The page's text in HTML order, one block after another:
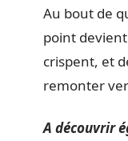
Au bout de
point
crispent, et
remonter
A découvrir